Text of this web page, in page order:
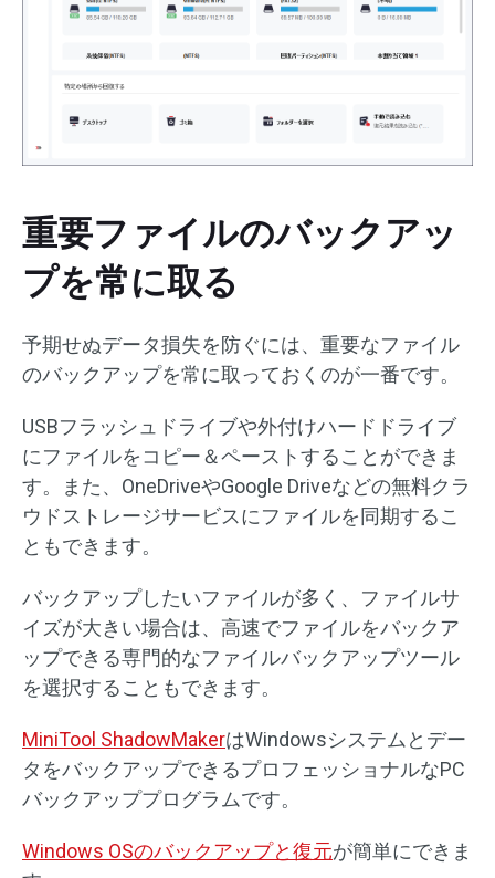
重要ファイルのバックアッ
プを常に取る
予期せぬデータ損失を防ぐには、重要なファイル
のバックアップを常に取っておくのが一番です。
USBフラッシュドライブや外付けハードドライブ
にファイルをコピー＆ペーストすることができま
す。また、OneDriveやGoogle Driveなどの無料クラ
ウドストレージサービスにファイルを同期するこ
ともできます。
バックアップしたいファイルが多く、ファイルサ
イズが大きい場合は、高速でファイルをバックア
ップできる専門的なファイルバックアップツール
を選択することもできます。
MiniTool ShadowMakerはWindowsシステムとデー
タをバックアップできるプロフェッショナルなPC
バックアッププログラムです。
Windows OSのバックアップと復元が簡単にできま